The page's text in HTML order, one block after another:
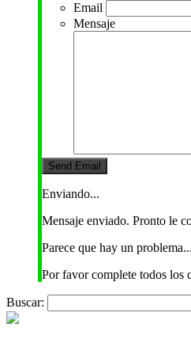
Email
Mensaje
Enviando...
Mensaje enviado. Pronto le
Parece que hay un
Por favor complete todos los
Buscar: